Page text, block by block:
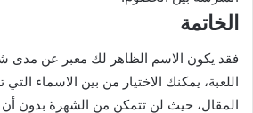
الخاتمة
فقد يكون الاسم الظاهر لك معبر عن مدى
اللعبة، يمكنك الاختيار من بين الاسماء
المقال، حيث لن تتمكن من الشهرة بدون أن